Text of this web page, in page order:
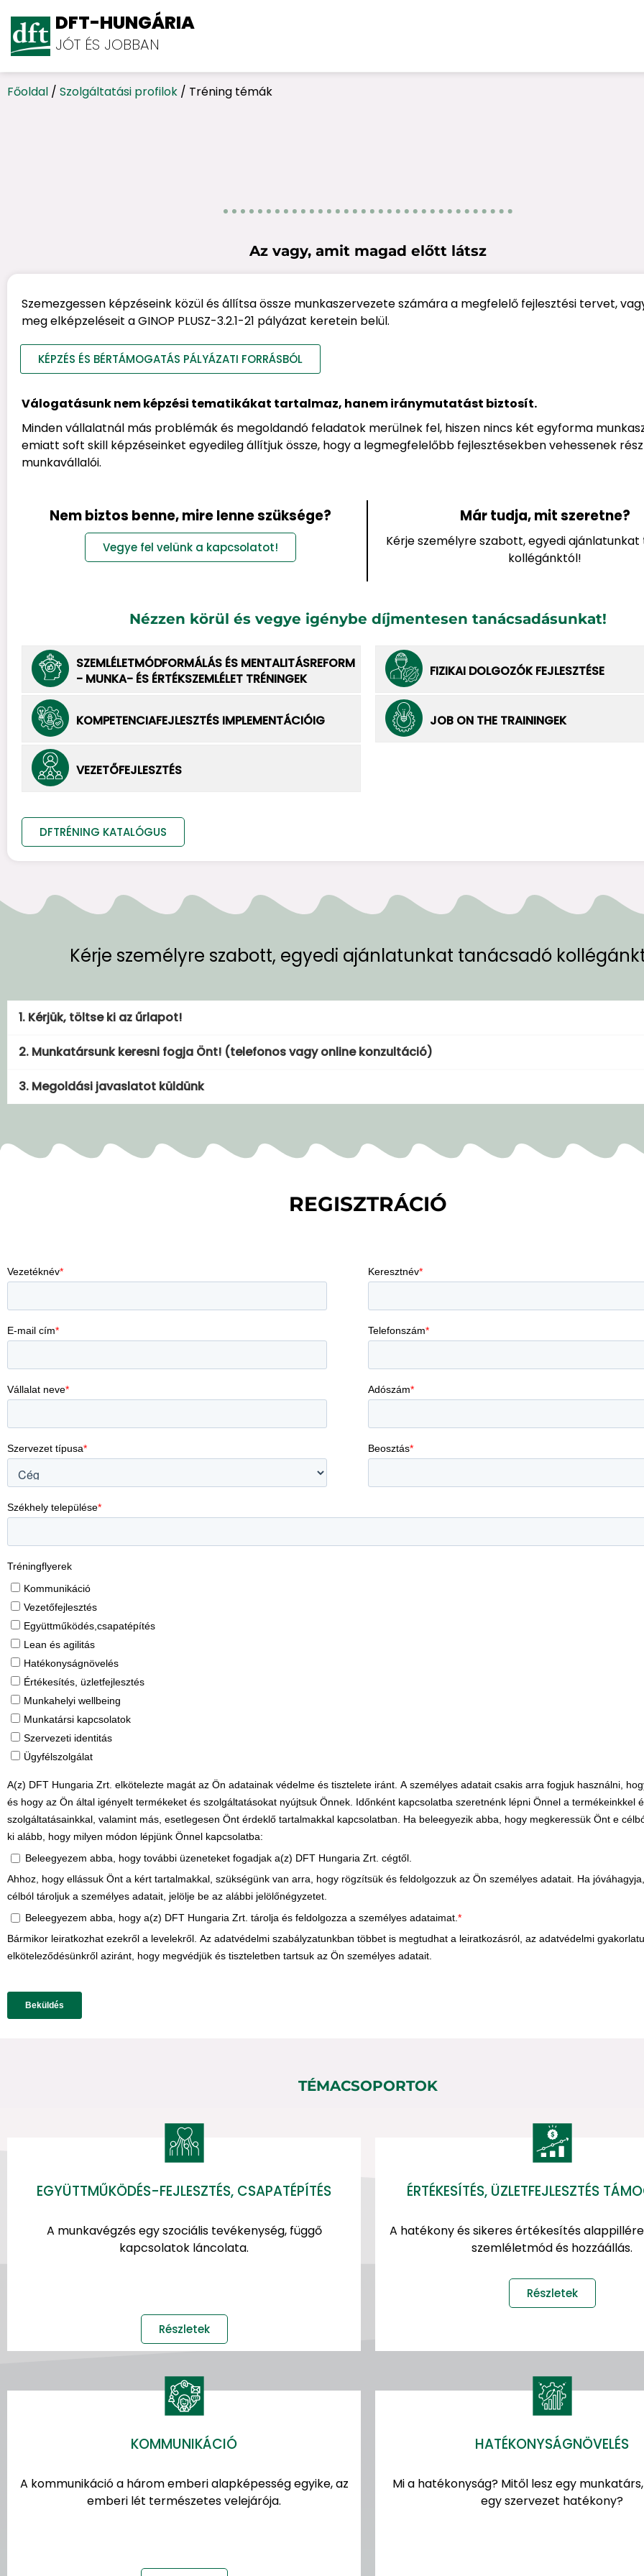
DFT-HUNGÁRIA
JÓT ÉS JOBBAN
Főoldal / Szolgáltatási profilok / Tréning témák
Az vagy, amit magad előtt látsz
Szemezgessen képzéseink közül és állítsa össze munkaszervezete számára a megfelelő fejlesztési tervet,
meg elképzeléseit a GINOP PLUSZ-3.2.1-21 pályázat keretein belül.
KÉPZÉS ÉS BÉRTÁMOGATÁS PÁLYÁZATI FORRÁSBÓL
Válogatásunk nem képzési tematikákat tartalmaz, hanem iránymutatást biztosít.
Minden vállalatnál más problémák és megoldandó feladatok merülnek fel, hiszen nincs két egyforma
emiatt soft skill képzéseinket egyedileg állítjuk össze, hogy a legmegfelelőbb fejlesztésekben vehessenek
munkavállalói.
Nem biztos benne, mire lenne szüksége?
Vegye fel velünk a kapcsolatot!
Már tudja, mit szeretne?
Kérje személyre szabott, egyedi
kollégánktól!
Nézzen körül és vegye igénybe díjmentesen tanácsadásunkat!
SZEMLÉLETMÓDFORMÁLÁS ÉS MENTALITÁSREFORM
- MUNKA- ÉS ÉRTÉKSZEMLÉLET TRÉNINGEK
KOMPETENCIAFEJLESZTÉS IMPLEMENTÁCIÓIG
VEZETŐFEJLESZTÉS
FIZIKAI DOLGOZÓK FEJLESZTÉSE
JOB ON THE TRAININGEK
DFTRÉNING KATALÓGUS
Kérje személyre szabott, egyedi ajánlatunkat tanácsadó
1. Kérjük, töltse ki az űrlapot!
2. Munkatársunk keresni fogja Önt! (telefonos vagy online konzultáció)
3. Megoldási javaslatot küldünk
REGISZTRÁCIÓ
TÉMACSOPORTOK
EGYÜTTMŰKÖDÉS-FEJLESZTÉS, CSAPATÉPÍTÉS
A munkavégzés egy szociális tevékenység, függő
kapcsolatok láncolata.
Részletek
ÉRTÉKESÍTÉS, ÜZLETFEJLESZTÉS
A hatékony és sikeres értékesítés
szemléletmód és hozzáállás.
Részletek
KOMMUNIKÁCIÓ
A kommunikáció a három emberi alapképesség egyike, az
emberi lét természetes velejárója.
HATÉKONYSÁGNÖVELÉS
Mi a hatékonyság? Mitől lesz egy
egy szervezet hatékony?